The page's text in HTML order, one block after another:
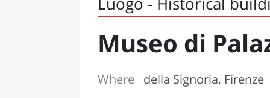
FIRENZE
NAPOLI
BOLOGNA
LA SILA
IL SALENTO
Museo di
Where della Signoria, Firenze